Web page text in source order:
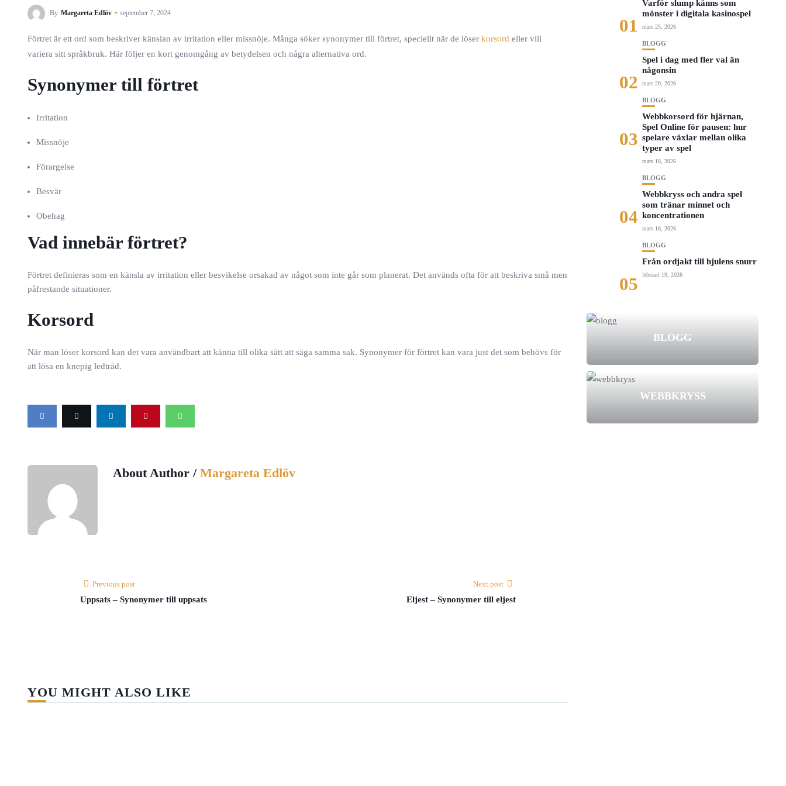
By Margareta Edlöv september 7, 2024
Förtret är ett ord som beskriver känslan av irritation eller missnöje. Många söker synonymer till förtret, speciellt när de löser korsord eller vill
variera sitt språkbruk. Här följer en kort genomgång av betydelsen och några alternativa ord.
Synonymer till förtret
Irritation
Missnöje
Förargelse
Besvär
Obehag
Vad innebär förtret?
Förtret definieras som en känsla av irritation eller besvikelse orsakad av något som inte går som planerat. Det används ofta för att beskriva små men
påfrestande situationer.
Korsord
När man löser korsord kan det vara användbart att känna till olika sätt att säga samma sak. Synonymer för förtret kan vara just det som behövs för
att lösa en knepig ledtråd.
About Author / Margareta Edlöv
Previous post
Uppsats – Synonymer till uppsats
Next post
Eljest – Synonymer till eljest
YOU MIGHT ALSO LIKE
01
Varför slump känns som
mönster i digitala kasinospel
mars 25, 2026
02
BLOGG
Spel i dag med fler val än
någonsin
mars 20, 2026
03
BLOGG
Webbkorsord för hjärnan,
Spel Online för pausen: hur
spelare växlar mellan olika
typer av spel
mars 18, 2026
04
BLOGG
Webbkryss och andra spel
som tränar minnet och
koncentrationen
mars 16, 2026
05
BLOGG
Från ordjakt till hjulens snurr
februari 19, 2026
BLOGG
WEBBKRYSS